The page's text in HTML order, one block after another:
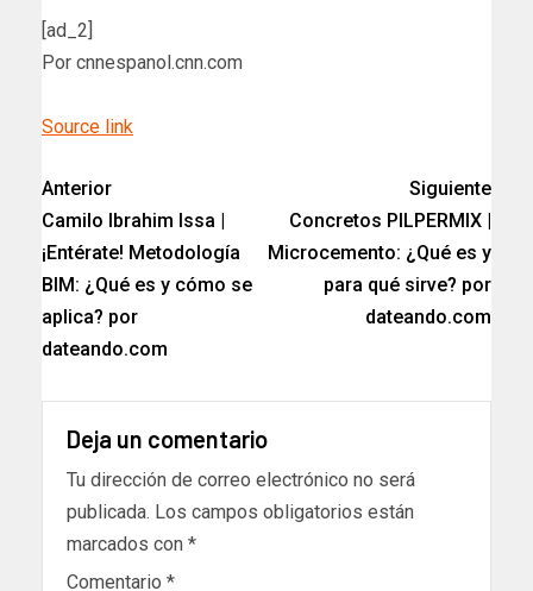
[ad_2]
Por cnnespanol.cnn.com
Source link
Anterior
Camilo Ibrahim Issa |
¡Entérate! Metodología
BIM: ¿Qué es y cómo se
aplica? por
dateando.com
Siguiente
Concretos PILPERMIX |
Microcemento: ¿Qué es y
para qué sirve? por
dateando.com
Deja un comentario
Tu dirección de correo electrónico no será
publicada. Los campos obligatorios están
marcados con *
Comentario *